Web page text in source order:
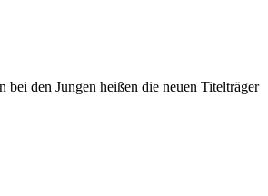
den Jungen heißen die neuen Titelträger